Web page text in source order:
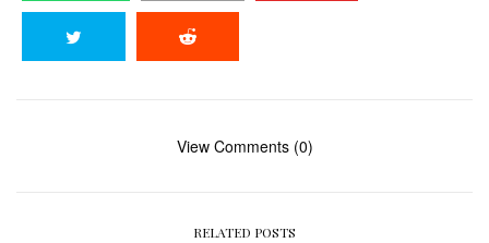
View Comments (0)
RELATED POSTS